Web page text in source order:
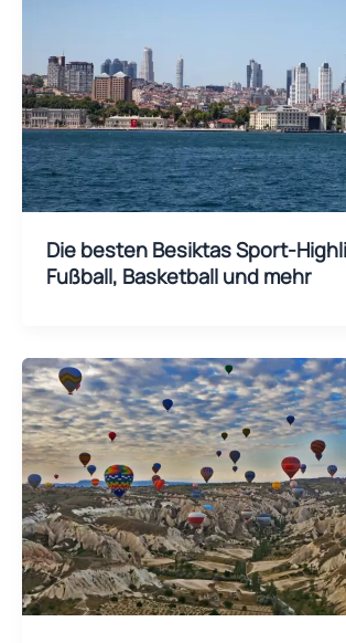
Die besten Besiktas Sport-
Fußball, Basketball und mehr